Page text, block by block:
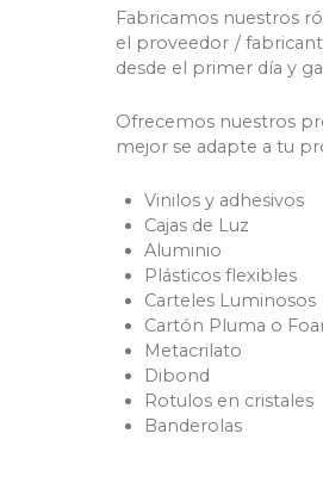
Fabricamos nuestros
el proveedor /
desde el primer día y
Ofrecemos nuestros
mejor se adapte a tu
Vinilos y adhesivos
Cajas de Luz
Aluminio
Plásticos flexibles
Carteles Luminosos
Cartón Pluma o
Metacrilato
Dibond
Rotulos en cristales
Banderolas